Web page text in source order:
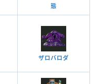
態
ザロバロダ